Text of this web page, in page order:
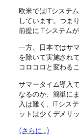
欧米ではITシステ
しています。つま
前提にITシステム
一方、日本ではサ
を除いて実施され
コロコロと変わる
サマータイム導入
なるのか、簡単に
入は難く、ITシス
ットは少くデメリ
(さらに…)